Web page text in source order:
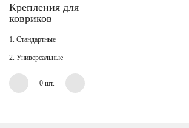
Крепления для
ковриков
1. Стандартные
2. Универсальные
0 шт.